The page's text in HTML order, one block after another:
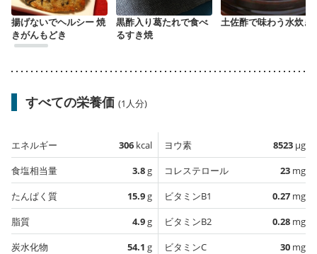
揚げないでヘルシー 焼
きがんもどき
黒酢入り葛たれで食べ
るすき焼
土佐酢で味わう水炊き
すべての栄養価 (1人分)
エネルギー 306 kcal
食塩相当量
3.8g
たんぱく質
15.9g
脂質
4.9g
炭水化物
54.1 g
ヨウ素 8523 µg
コレステロール
23 mg
ビタミンB1
0.27 mg
ビタミンB2
0.28 mg
ビタミンC
30 mg